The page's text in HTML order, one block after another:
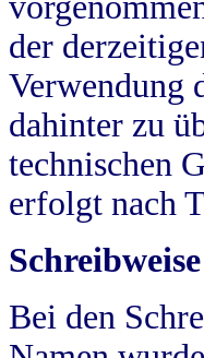
der
Verwendung
dahinter zu
technischen
erfolgt nach
Bei den